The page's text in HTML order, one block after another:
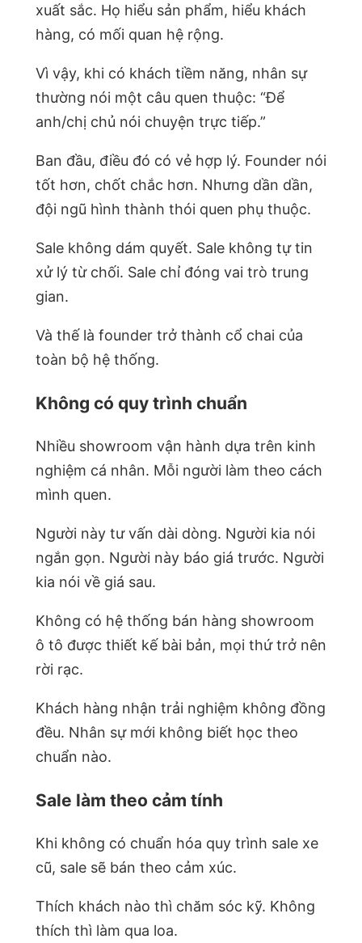
xuất sắc. Họ hiểu sản phẩm, hiểu khách
hàng, có mối quan hệ rộng.
Vì vậy, khi có khách tiềm năng, nhân sự
thường nói một câu quen thuộc: “Để
anh/chị chủ nói chuyện trực tiếp.”
Ban đầu, điều đó có vẻ hợp lý. Founder nói
tốt hơn, chốt chắc hơn. Nhưng dần dần,
đội ngũ hình thành thói quen phụ thuộc.
Sale không dám quyết. Sale không tự tin
xử lý từ chối. Sale chỉ đóng vai trò trung
gian.
Và thế là founder trở thành cổ chai của
toàn bộ hệ thống.
Không có quy trình chuẩn
Nhiều showroom vận hành dựa trên kinh
nghiệm cá nhân. Mỗi người làm theo cách
mình quen.
Người này tư vấn dài dòng. Người kia nói
ngắn gọn. Người này báo giá trước. Người
kia nói về giá sau.
Không có hệ thống bán hàng showroom
ô tô được thiết kế bài bản, mọi thứ trở nên
rời rạc.
Khách hàng nhận trải nghiệm không đồng
đều. Nhân sự mới không biết học theo
chuẩn nào.
Sale làm theo cảm tính
Khi không có chuẩn hóa quy trình sale xe
cũ, sale sẽ bán theo cảm xúc.
Thích khách nào thì chăm sóc kỹ. Không
thích thì làm qua loa.